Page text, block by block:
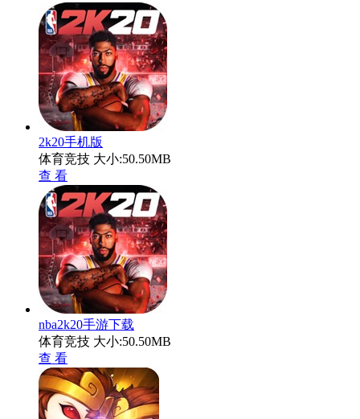
2k20手机版
体育竞技 大小:50.50MB
查 看
nba2k20手游下载
体育竞技 大小:50.50MB
查 看